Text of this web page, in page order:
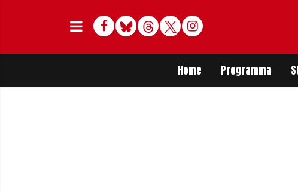
Facebook
BlueskyThreadsTwitterDelen op Whatsapp
Home Programma